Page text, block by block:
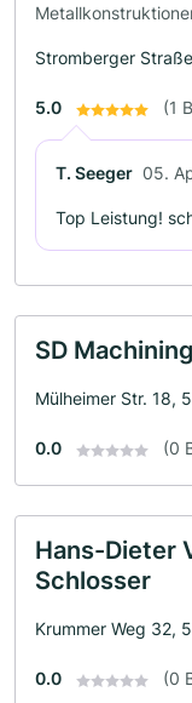
Stromberger
5.0 (1
T. Seeger 05.
Top Leistung!
SD
Mülheimer Str. 18,
0.0 (0
Hans-Dieter
Schlosser
Krummer Weg 32,
0.0 (0